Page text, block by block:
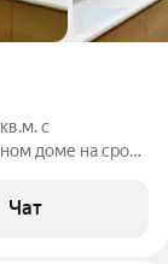
с
доме на срок
Чат